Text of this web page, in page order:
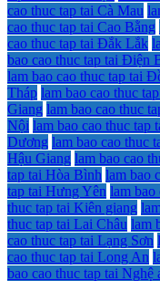
cao thuc tap tai Cà Mau
cao thuc tap tai Cao Bằng
cao thuc tap tai Đắk Lắk
bao cao thuc tap tai Điện
lam bao cao thuc tap tai
Tháp lam bao cao thuc
Giang lam bao cao thuc
Nội lam bao cao thuc tap
Dương lam bao cao thuc
Hậu Giang lam bao cao
tap tai Hòa Bình lam bao
tap tai Hưng Yên lam bao
thuc tap tai Kiên giang
thuc tap tai Lai Châu lam
cao thuc tap tai Lạng Sơn
cao thuc tap tai Long An
bao cao thuc tap tai Nghệ